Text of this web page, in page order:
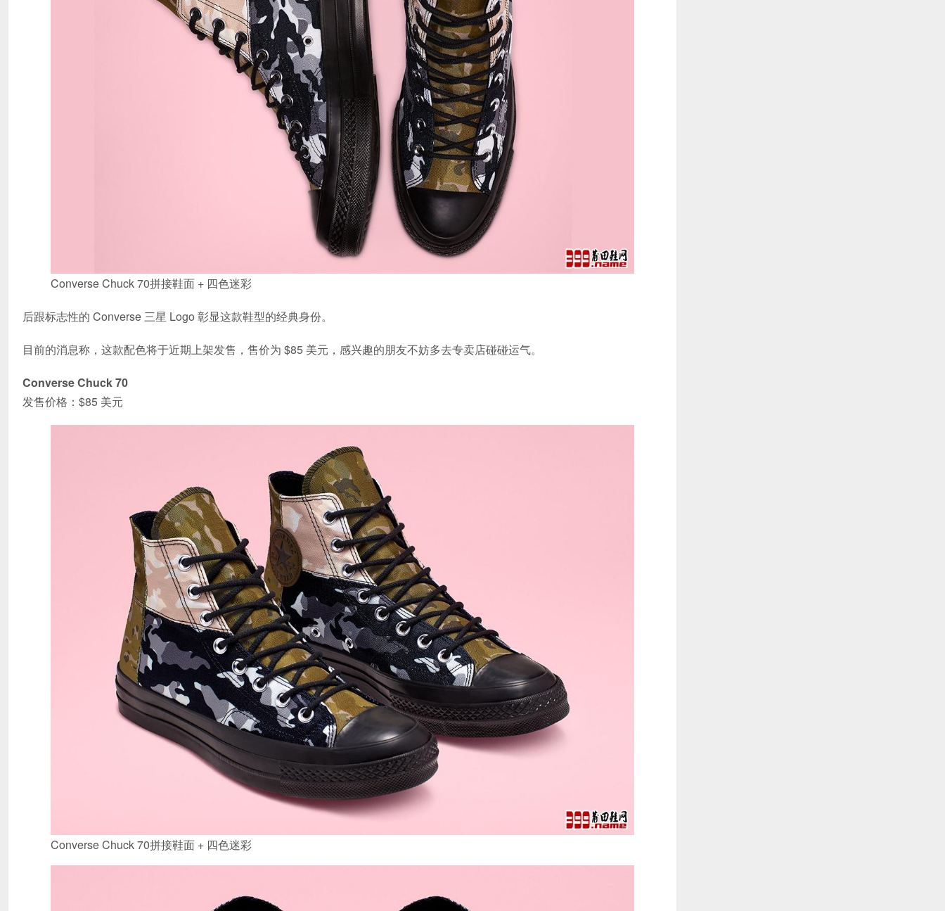
Converse Chuck 70拼接鞋面 + 四色迷彩
后跟标志性的 Converse 三星 Logo 彰显这款鞋型的经典身份。
目前的消息称，这款配色将于近期上架发售，售价为 $85 美元，感兴趣的朋友不妨多去专卖店碰碰运气。
Converse Chuck 70
发售价格：$85 美元
Converse Chuck 70拼接鞋面 + 四色迷彩